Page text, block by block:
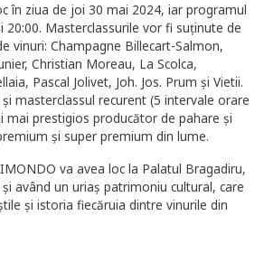
în ziua de joi 30 mai 2024, iar programul
20:00. Masterclassurile vor fi suținute de
vinuri: Champagne Billecart-Salmon,
Christian Moreau, La Scolca,
Pascal Jolivet, Joh. Jos. Prum și Vietii.
masterclassul recurent (5 intervale orare
mai prestigios producător de pahare și
și super premium din lume.
va avea loc la Palatul Bragadiru,
având un uriaș patrimoniu cultural, care
și istoria fiecăruia dintre vinurile din